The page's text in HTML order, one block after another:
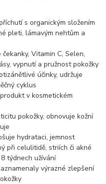
s organickým složením
pleti, lámavým nehtům a
Vitamin C, Selen,
vypnutí a pružnost pokožky
účinky, udržuje
cyklus
v kosmetickém
pokožky, obnovuje kožní
hydrataci, jemnost
při celulitidě, striích či akné
týdnech užívání
výrazné zlepšení